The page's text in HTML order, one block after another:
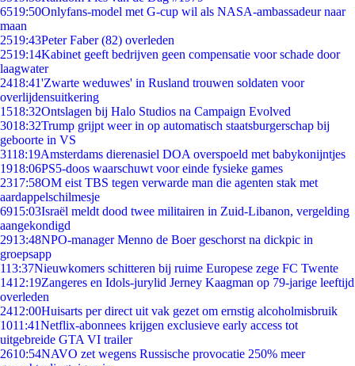
6519:50Onlyfans-model met G-cup wil als NASA-ambassadeur naar
maan
2519:43Peter Faber (82) overleden
2519:14Kabinet geeft bedrijven geen compensatie voor schade door
laagwater
2418:41'Zwarte weduwes' in Rusland trouwen soldaten voor
overlijdensuitkering
1518:32Ontslagen bij Halo Studios na Campaign Evolved
3018:32Trump grijpt weer in op automatisch staatsburgerschap bij
geboorte in VS
3118:19Amsterdams dierenasiel DOA overspoeld met babykonijntjes
1918:06PS5-doos waarschuwt voor einde fysieke games
2317:58OM eist TBS tegen verwarde man die agenten stak met
aardappelschilmesje
6915:03Israël meldt dood twee militairen in Zuid-Libanon, vergelding
aangekondigd
2913:48NPO-manager Menno de Boer geschorst na dickpic in
groepsapp
113:37Nieuwkomers schitteren bij ruime Europese zege FC Twente
1412:19Zangeres en Idols-jurylid Jerney Kaagman op 79-jarige leeftijd
overleden
2412:00Huisarts per direct uit vak gezet om ernstig alcoholmisbruik
1011:41Netflix-abonnees krijgen exclusieve early access tot
uitgebreide GTA VI trailer
2610:54NAVO zet wegens Russische provocatie 250% meer